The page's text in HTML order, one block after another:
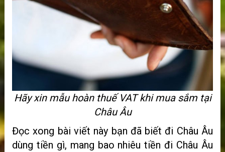
Hãy xin mẫu hoàn thuế VAT khi mua sắm tại
Châu Âu
Đọc xong bài viết này bạn đã biết đi Châu Âu
dùng tiền gì, mang bao nhiêu tiền đi Châu Âu